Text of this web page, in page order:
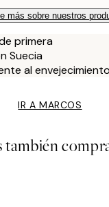
más sobre nuestros
primera
Suecia
al envejecimiento
IR A MARCOS
también